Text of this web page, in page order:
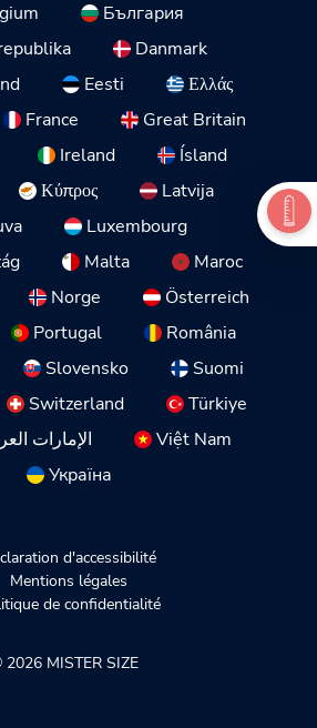
България
Danmark
Eesti
Ελλάς
France
Great Britain
Ireland
Ísland
Κύπρος
Latvija
Luxembourg
Malta
Maroc
Norge
Österreich
Portugal
România
Slovensko
Suomi
Switzerland
Türkiye
الإمارات
Việt Nam
Україна
d'accessibilité
Mentions légales
de confidentialité
MISTER SIZE